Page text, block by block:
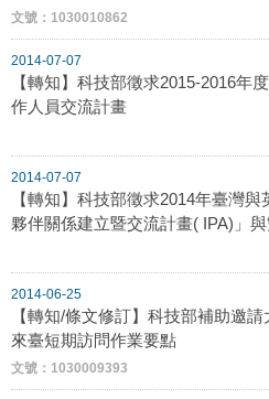
文號：1030010862
2014-07-07
【轉知】科技部徵求2015-2016年
作人員交流計畫
2014-07-07
【轉知】科技部徵求2014年臺灣
夥伴關係建立暨交流計畫( IPA)」
2014-06-25
【轉知/條文修訂】科技部補助邀
來臺短期訪問作業要點
文號：1030009393